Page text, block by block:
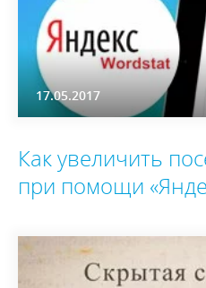
17.05.2017
Как увеличить
при помощи